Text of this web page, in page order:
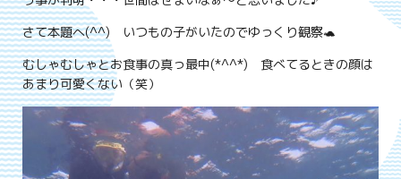
さて本題へ(^^) いつもの子がいたのでゆっくり観察🐢
むしゃむしゃとお食事の真っ最中(*^^*) 食べてるときの顔は
あまり可愛くない（笑）